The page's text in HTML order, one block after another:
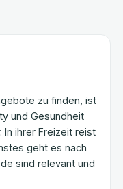
zu finden, ist
und Gesundheit
In ihrer Freizeit reist
geht es nach
sind relevant und